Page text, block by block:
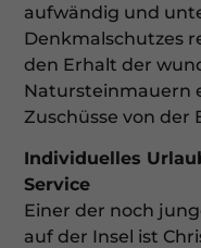
aufwändig und
Denkmalschutzes
den Erhalt der
Natursteinmauern
Zuschüsse von der
Individuelles
Service
Einer der noch
auf der Insel ist